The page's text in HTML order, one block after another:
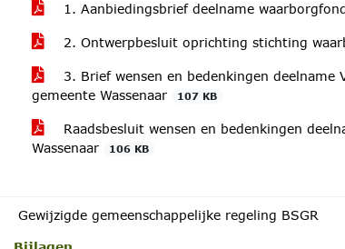
1. Aanbiedingsbrief deelname
2. Ontwerpbesluit oprichting stichting
3. Brief wensen en bedenkingen deelname
gemeente Wassenaar
107 KB
Raadsbesluit wensen en bedenkingen
Wassenaar
106 KB
Gewijzigde gemeenschappelijke regeling BSGR